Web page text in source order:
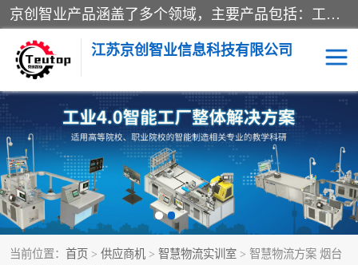
京创智业产品涵盖了多个领域，主要产品包括：工业4.0生产线解决方案，智慧物流综合实训室，教学设备与实验室建设，虚拟仿真实验室等。公司将秉持“创新、执着、诚信、共赢”的理念，以“将服务当作使命”为核心价值观，致力于为客户创造价值，与客户、合作伙伴和员工共同成长。
江苏京创智业信息科技有限公司
当前位置： 首页 > 供应商机 > 智慧物流实训室 > 智慧物流方案 烟台
VR物流实训 低碳供应链
生产系统仿真 冷链物流
供应链管理 思政
智慧零售实训 智能制造